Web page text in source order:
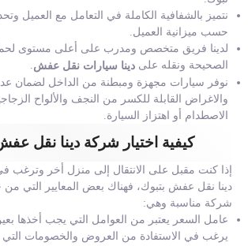
نتميز بالشفافية الكاملة في التعامل مع العميل
حسب ميزانية العميل.
لدينا فريق متخصص ومدرب على أعلى مستوى
الصحيحة ونقله على دينا سيارات نقل عفش
نوفر سيارات مجهزة ومبطنة من الداخل لضمان
والاغراض القابلة للكسر من النجف والألواح
الاصطدام أو اهتزاز السيارة.
كيفية اختيار شركة دينا نقل
إذا كنت مقبل على الانتقال إلى منزل أخر
دينا نقل عفش بتبوك، فهناك بعض المعايير التي من
شركة مناسبة وهي:
عامل السعر يعتبر من العوامل التي يجب أخذها بعين
يرغب في الاستفادة من العروض والخصومات التي